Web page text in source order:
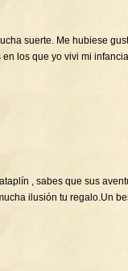
suerte. Me hubiese
los que yo vivi mi
, sabes que sus
ilusión tu regalo.Un